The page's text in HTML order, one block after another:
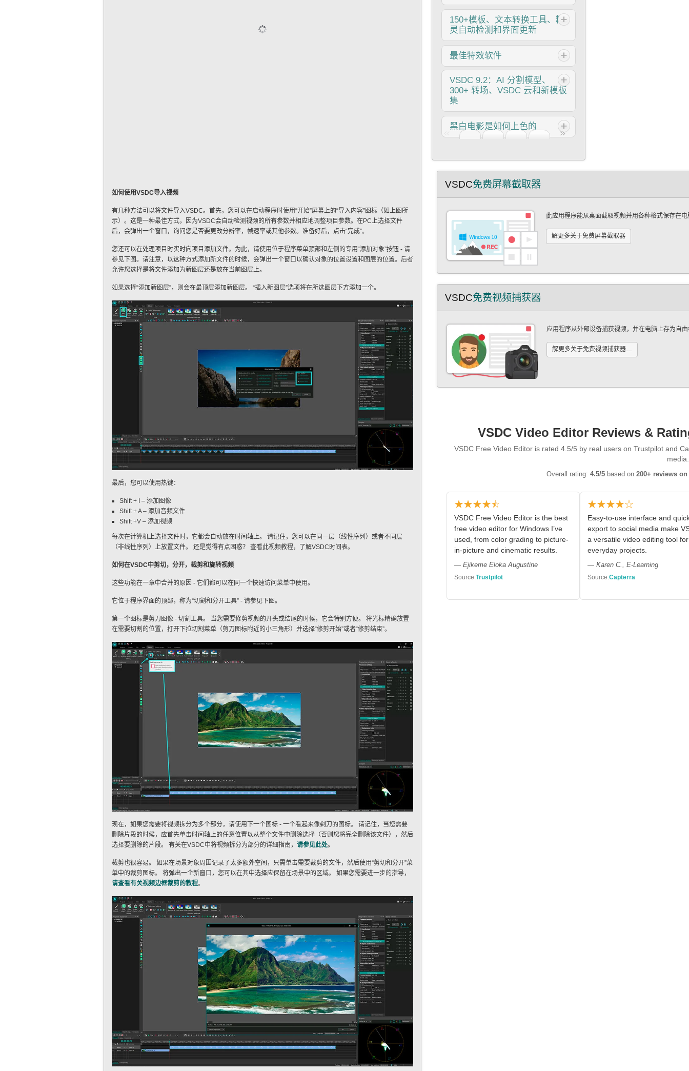
如何使用VSDC导入视频
有几种方法可以将文件导入VSDC。首先，您可以在启动程序时使用“开始”屏幕上的“导入内容”图标（如上图所
示）。这是一种最佳方式，因为VSDC会自动检测视频的所有参数并相应地调整项目参数。在PC上选择文件
后，会弹出一个窗口，询问您是否要更改分辨率，帧速率或其他参数。准备好后，点击“完成”。
您还可以在处理项目时实时向项目添加文件。为此，请使用位于程序菜单顶部和左侧的专用“添加对象”按钮 - 请
参见下图。请注意，以这种方式添加新文件的时候，会弹出一个窗口以确认对象的位置设置和图层的位置。后者
允许您选择是将文件添加为新图层还是放在当前图层上。
如果选择“添加新图层”，则会在最顶层添加新图层。 “插入新图层”选项将在所选图层下方添加一个。
最后，您可以使用热键：
Shift + I – 添加图像
Shift + A – 添加音频文件
Shift +V – 添加视频
每次在计算机上选择文件时，它都会自动放在时间轴上。 请记住，您可以在同一层（线性序列）或者不同层
（非线性序列）上放置文件。 还是觉得有点困惑？ 查看此视频教程，了解VSDC时间表。
如何在VSDC中剪切，分开，裁剪和旋转视频
这些功能在一章中合并的原因 - 它们都可以在同一个快速访问菜单中使用。
它位于程序界面的顶部，称为“切割和分开工具” - 请参见下图。
第一个图标是剪刀图像 - 切割工具。 当您需要修剪视频的开头或结尾的时候，它会特别方便。 将光标精确放置
在需要切割的位置，打开下拉切割菜单（剪刀图标附近的小三角形）并选择“修剪开始”或者“修剪结束”。
现在，如果您需要将视频拆分为多个部分，请使用下一个图标 - 一个看起来像剃刀的图标。 请记住，当您需要
删除片段的时候，应首先单击时间轴上的任意位置以从整个文件中删除选择（否则您将完全删除该文件），然后
选择要删除的片段。 有关在VSDC中将视频拆分为部分的详细指南， 请参见此处。
裁剪也很容易。 如果在场景对象周围记录了太多额外空间，只需单击需要裁剪的文件，然后使用“剪切和分开”菜
单中的裁剪图标。 将弹出一个新窗口，您可以在其中选择应保留在场景中的区域。 如果您需要进一步的指导，
请查看有关视频边框裁剪的教程。
你好，我是Mattea Wharton，來自西雅圖的
旅行影片創作者。整整三年，我一直在與那
鬥爭，直到我發現了VSDC。這款免費、無
需訂閱的編輯軟體徹底改變了我的工作流
程，今天我想分享它如何為您提供所需的所
有基本編輯工具，沒有隱藏成本或煩人的限
制。 幾乎毀掉我頻道的浮水印陷阱 還記得
我在亞利桑那沙漠的旅行日誌嗎？我花了14
個小時在一個流行的免費編輯器中編輯日落
片段，卻發現一個巨大的浮水印毀了我的作
品。那一週，我的影片互動率下降了40%。
在免費版中也是如此。沒有「試用期」陷
阱，沒有偷偷降級。雖然懷疑但絕望，我試
了一下。令我驚訝的是，我很快重新編輯了
150+模板、文本转换工具、精
灵自动检测和界面更新
改变就是进步，而这个过程离不开您的参
与。在仔细审阅您的反馈后，我们已经解决
了多个关键问题，并引入了旨在提升您编辑
体验的更新。 150+模板、文本转换工具、
精灵自动检测和界面更新 我们非常高兴地
宣布，VSDC...
最佳特效软件
简介 2024年，用于创建视觉特效的选择范
围极其多样化，越来越难以确定顶级选择。
在这里，您可以找到一份关于顶级视觉FX
软件的指南，帮助您为项目增添原创性。不
管您是在寻找高级合成工具、强大的3D动
画功能，还是用户友好的界面，这篇文章将
用性和适合不同水平用户的情况进行评审。
您将了解到像
VSDC 9.2：AI 分割模型、
300+ 转场、VSDC 云和新模板
集
VSDC 9.2 已发布，带来了突破性的功能，
例如新的AI 辅助分割工具，它能精确地移除
黑白电影是如何上色的
果它们是彩色的会是什么样子？许多电影制
作人都曾有过同样的疑问，这也导致许多经
典电影被彩色化。多年来，为黑白电影添加
色彩的技术有了长足的进步--从手动为每个
上色，大大加快了整个过程。今天，我们将
了解彩色化的工作原理，探索我们喜爱的黑
白电影是如何以饱满、生动的色彩重新呈现
的，并学习如何在
VSDC免费屏幕截取器
此应用程序能从桌面截取视频并用各种格式保存在
解更多关于免费屏幕截取器
VSDC免费视频捕获器
应用程序从外部设备捕获视频，并在电脑上存为自
解更多关于免费视频捕获器…
VSDC Video Editor Reviews &
VSDC Free Video Editor is rated 4.5/5 by real users on Trustpilot and
media.
Overall rating: 4.5/5 based on 200+ reviews
★★★★⯪
VSDC Free Video Editor is the best
free video editor for Windows I’ve
used, from color grading to picture-
in-picture and cinematic results.
— Ejikeme Eloka Augustine
Source:Trustpilot
★★★★☆
Easy-to-use interface and
export to social media make
a versatile video editing tool for
everyday projects.
— Karen C., E-Learning
Source:Capterra